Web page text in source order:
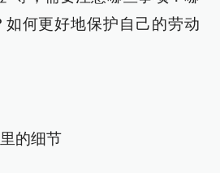
何更好地保护自己的劳动
的细节